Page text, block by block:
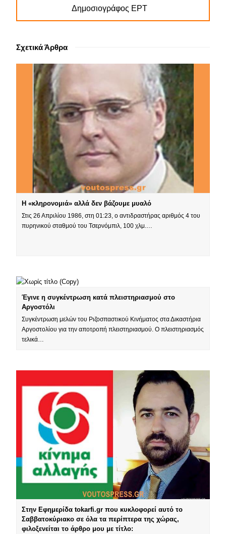
Δημοσιογράφος ΕΡΤ
Σχετικά Άρθρα
Η «κληρονομιά» αλλά δεν βάζουμε μυαλό
Στις 26 Απριλίου 1986, στη 01:23, ο αντιδραστήρας αριθμός 4 του
πυρηνικού σταθμού του Τσερνόμπιλ, 100 χλμ.…
Έγινε η συγκέντρωση κατά πλειστηριασμού στο
Αργοστόλι
Συγκέντρωση μελών του Ριζοσπαστικού Κινήματος στα Δικαστήρια
Αργοστολίου για την αποτροπή πλειστηριασμού. Ο πλειστηριασμός
τελικά…
Στην Εφημερίδα tokarfi.gr που κυκλοφορεί αυτό το
Σαββατοκύριακο σε όλα τα περίπτερα της χώρας,
φιλοξενείται το άρθρο μου με τίτλο: